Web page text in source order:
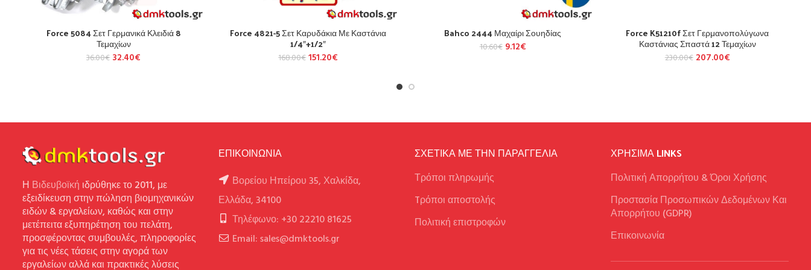
Force 5084 Σετ Γερμανικά Κλειδιά 8
Τεμαχίων
36.00€ 32.40€
Force 4821-5 Σετ Καρυδάκια Με Καστάνια
1/4″+1/2″
168.00€ 151.20€
Bahco 2444 Μαχαίρι Σουηδίας
10.60€ 9.12€
Force K51210f Σετ Γερμανοπολύγωνα
Καστάνιας Σπαστά 12 Τεμαχίων
230.00€ 207.00€
Η Βιδευβοϊκή ιδρύθηκε το 2011, με
εξειδίκευση στην πώληση βιομηχανικών
ειδών & εργαλείων, καθώς και στην
μετέπειτα εξυπηρέτηση του πελάτη,
προσφέροντας συμβουλές, πληροφορίες
για τις νέες τάσεις στην αγορά των
εργαλείων αλλά και πρακτικές λύσεις
ΕΠΙΚΟΙΝΩΝΙΑ
Βορείου Ηπείρου 35, Χαλκίδα,
Ελλάδα, 34100
Τηλέφωνο: +30 22210 81625
Email: sales@dmktools.gr
ΣΧΕΤΙΚΑ ΜΕ ΤΗΝ ΠΑΡΑΓΓΕΛΙΑ
Τρόποι πληρωμής
Tρόποι αποστολής
Πολιτική επιστροφών
ΧΡΉΣΙΜΑ LINKS
Πολιτική Απορρήτου & Όροι Χρήσης
Προστασία Προσωπικών Δεδομένων Και
Απορρήτου (GDPR)
Επικοινωνία